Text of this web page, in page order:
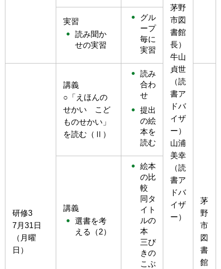
茅野
市図
書館
長）
牛山
貞世
（読
書ア
ドバ
イザ
ー）
山浦
美幸
（読
書ア
ドバ
イザ
ー）
実習
読み聞か
せの実習
グル
ープ
毎に
実習
研修3
7月31日
（月曜
日）
講義
○「えほんの
せかい こど
ものせかい」
を読む（Ⅱ）
読み
合わ
せ
提出
の絵
本を
読む
茅
野
市
図
書
館
講義
選書を考
える（2）
絵本
の比
較
同タ
イト
ルの
本
三び
きの
こぶ